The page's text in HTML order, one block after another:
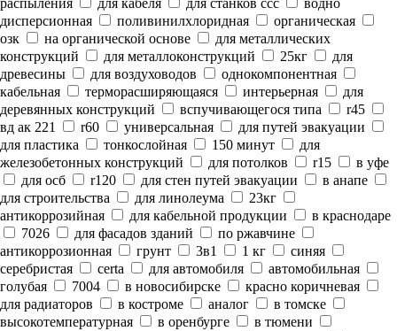
распыления
для кабеля для станков ссс
водно
дисперсионная
поливинилхлоридная
органическая
озк
на органической основе
для металлических
конструкций
для металлоконструкций 25кг
для
древесины
для воздуховодов
однокомпонентная
кабельная
терморасширяющаяся интерьерная
для
деревянных конструкций
вспучивающегося типа
r45
вд ак 221
r60 универсальная
для путей эвакуации
для пластика
тонкослойная 150 минут
для
железобетонных конструкций
для потолков r15
в уфе
для осб
r120 для стен путей эвакуации
в анапе
для строительства
для линолеума
23кг
антикоррозийная
для кабельной продукции
в краснодаре
7026
для фасадов зданий
по ржавчине
антикоррозионная
грунт 3в1 1 кг
синяя
серебристая
certa для автомобиля
автомобильная
голубая
7004 в новосибирске
красно коричневая
для радиаторов
в костроме аналог
в томске
высокотемпературная
в оренбурге
в тюмени